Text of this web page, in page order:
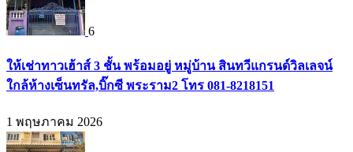
6
ให้เช่าทาวเฮ้าส์ 3 ชั้น พร้อมอยู่ หมู่บ้าน สินทวีแกรนด์วิลเลจน์
ใกล้ห้างเซ็นทรัล,บิ๊กซี พระราม2 โทร 081-8218151
1 พฤษภาคม 2026